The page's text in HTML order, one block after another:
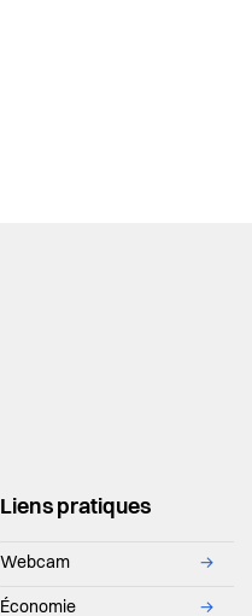
Liens pratiques
Webcam →
Économie →